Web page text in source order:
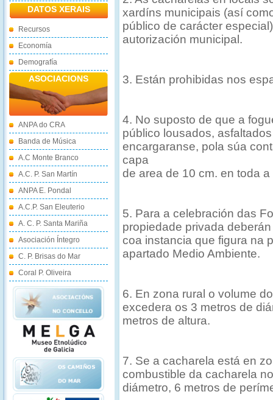
DATOS XERAIS
Recursos
Economía
Demografía
ASOCIACIONS
ANPA do CRA
Banda de Música
A.C Monte Branco
A.C. P. San Martín
ANPA E. Pondal
A.C.P. San Eleuterio
A. C. P. Santa Mariña
Asociación Íntegro
C. P. Brisas do Mar
Coral P. Oliveira
xardíns municipais (así
público de carácter
autorización municipal.
3. Están prohibidas nos
4. No suposto de que a
público lousados,
encargaranse, pola súa
capa
de area de 10 cm. en toda
5. Para a celebración das
propiedade privada
coa instancia que figura na
apartado Medio Ambiente.
6. En zona rural o volume
excedera os 3 metros de
metros de altura.
7. Se a cacharela está en
combustible da cacharela
diámetro, 6 metros de